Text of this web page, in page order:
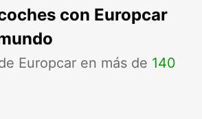
con Europcar
Europcar en más de 140